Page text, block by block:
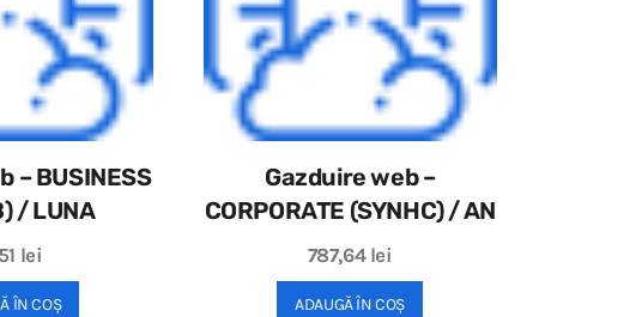
– BUSINESS
/ LUNA
lei
ÎN COȘ
Gazduire web –
CORPORATE (SYNHC) / AN
787,64 lei
ADAUGĂ ÎN COȘ